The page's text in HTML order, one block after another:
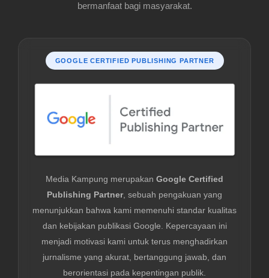
bermanfaat bagi masyarakat.
GOOGLE CERTIFIED PUBLISHING PARTNER
Media Kampung merupakan Google Certified
Publishing Partner, sebuah pengakuan yang
menunjukkan bahwa kami memenuhi standar kualitas
dan kebijakan publikasi Google. Kepercayaan ini
menjadi motivasi kami untuk terus menghadirkan
jurnalisme yang akurat, bertanggung jawab, dan
berorientasi pada kepentingan publik.